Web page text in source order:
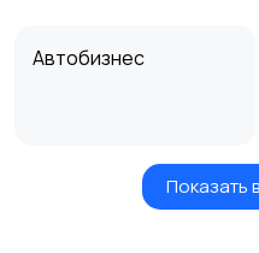
Автобизнес
Бытовые услуги иПоказать